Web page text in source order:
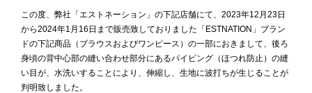
この度、弊社「エストネーション」の下記店舗にて、2023年12月23日
から2024年1月16日まで販売致しておりました「ESTNATION」ブラン
ドの下記商品（ブラウスおよびワンピース）の一部におきまして、後ろ
身頃の背中心部の縫い合わせ部分にあるパイピング（ほつれ防止）の縫
い目が、水洗いすることにより、伸縮し、生地に波打ちが生じることが
判明致しました。